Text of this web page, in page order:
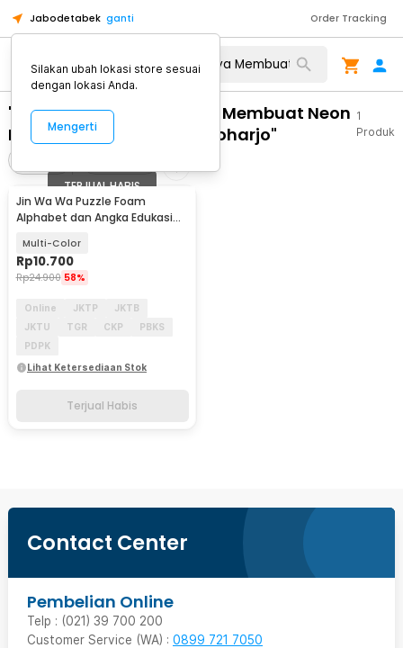
Jabodetabek ganti Order Tracking
"WA 0812 2782 5310 Biaya Membuat Neon
Box Kreatif Polokarto Sukoharjo"
1
Produk
TERJUAL HABIS
Jin Wa Wa Puzzle Foam
Alphabet dan Angka Edukasi
Multi-Color
Rp10.700
Rp24.900 58%
Online JKTP
JKTB
JKTU
TGR CKP
PBKS
PDPK
Lihat Ketersediaan Stok
Terjual Habis
Contact Center
Pembelian Online
Telp : (021) 39 700 200
Customer Service (WA) : 0899 721 7050
Silakan ubah lokasi store sesuai
dengan lokasi Anda.
Mengerti